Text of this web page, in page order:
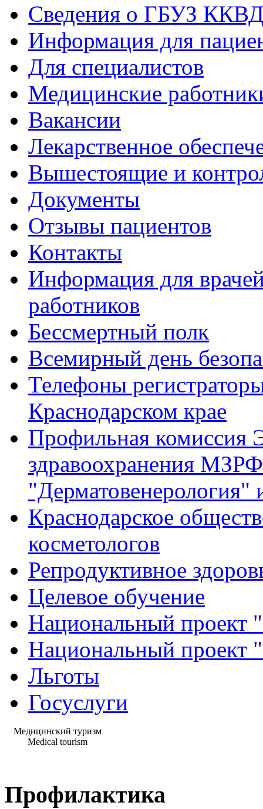
Сведения о ГБУЗ
Информация для
Для специалистов
Медицинские
Вакансии
Лекарственное
Вышестоящие и
Документы
Отзывы пациентов
Контакты
Информация для
работников
Бессмертный полк
Всемирный день
Телефоны
Краснодарском крае
Профильная комиссия
здравоохранения
"Дерматовенерология"
Краснодарское
косметологов
Репродуктивное
Целевое обучение
Национальный проект
Национальный проект
Льготы
Госуслуги
Медицинский туризм
Medical tourism
Профилактика